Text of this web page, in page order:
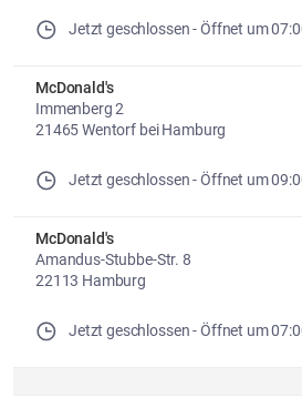
Jetzt geschlossen - Öffnet um
McDonald's
Immenberg 2
21465 Wentorf bei Hamburg
Jetzt geschlossen - Öffnet um
McDonald's
Amandus-Stubbe-Str. 8
22113 Hamburg
Jetzt geschlossen - Öffnet um